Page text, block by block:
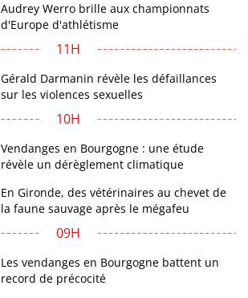
Audrey Werro brille aux championnats
d'Europe d'athlétisme
11H
Gérald Darmanin révèle les défaillances
sur les violences sexuelles
10H
Vendanges en Bourgogne : une étude
révèle un dérèglement climatique
En Gironde, des vétérinaires au chevet de
la faune sauvage après le mégafeu
09H
Les vendanges en Bourgogne battent un
record de précocité